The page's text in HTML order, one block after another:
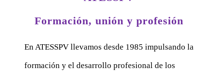
Formación, unión y profesión
En ATESSPV llevamos desde 1985 impulsando la
formación y el desarrollo profesional de los